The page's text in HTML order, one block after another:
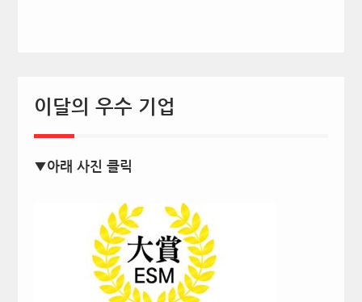
이달의 우수 기업
▼아래 사진 클릭